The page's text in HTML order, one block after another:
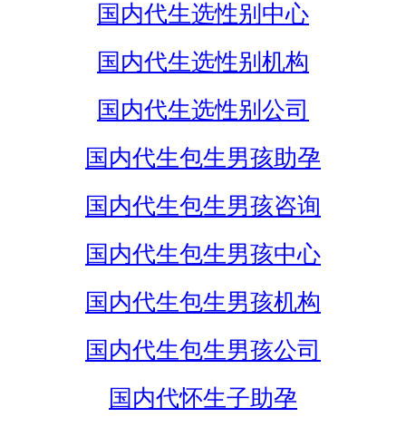
国内代生选性别中心
国内代生选性别机构
国内代生选性别公司
国内代生包生男孩助孕
国内代生包生男孩咨询
国内代生包生男孩中心
国内代生包生男孩机构
国内代生包生男孩公司
国内代怀生子助孕